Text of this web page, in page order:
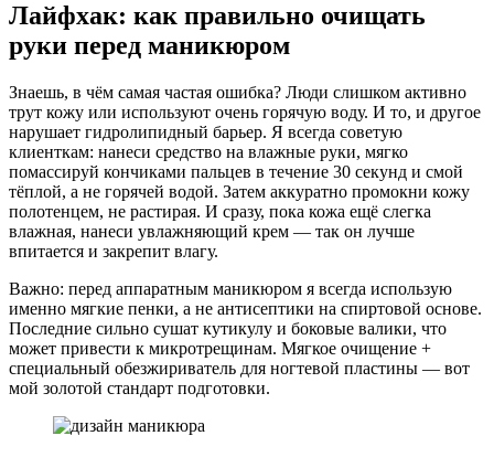
Лайфхак: как правильно очищать
руки перед маникюром
Знаешь, в чём самая частая ошибка? Люди слишком активно
трут кожу или используют очень горячую воду. И то, и другое
нарушает гидролипидный барьер. Я всегда советую
клиенткам: нанеси средство на влажные руки, мягко
помассируй кончиками пальцев в течение 30 секунд и смой
тёплой, а не горячей водой. Затем аккуратно промокни кожу
полотенцем, не растирая. И сразу, пока кожа ещё слегка
влажная, нанеси увлажняющий крем — так он лучше
впитается и закрепит влагу.
Важно: перед аппаратным маникюром я всегда использую
именно мягкие пенки, а не антисептики на спиртовой основе.
Последние сильно сушат кутикулу и боковые валики, что
может привести к микротрещинам. Мягкое очищение +
специальный обезжириватель для ногтевой пластины — вот
мой золотой стандарт подготовки.